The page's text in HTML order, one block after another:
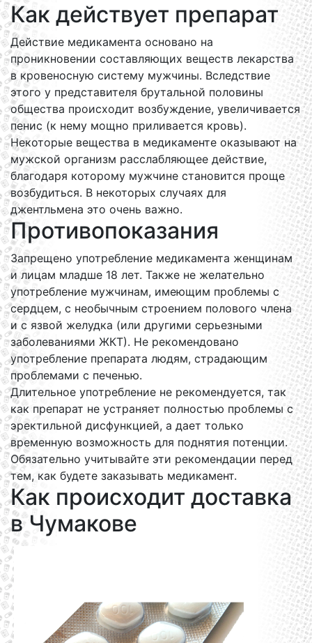
Как действует препарат
Действие медикамента основано на
проникновении составляющих веществ лекарства
в кровеносную систему мужчины. Вследствие
этого у представителя брутальной половины
общества происходит возбуждение, увеличивается
пенис (к нему мощно приливается кровь).
Некоторые вещества в медикаменте оказывают на
мужской организм расслабляющее действие,
благодаря которому мужчине становится проще
возбудиться. В некоторых случаях для
джентльмена это очень важно.
Противопоказания
Запрещено употребление медикамента женщинам
и лицам младше 18 лет. Также не желательно
употребление мужчинам, имеющим проблемы с
сердцем, с необычным строением полового члена
и с язвой желудка (или другими серьезными
заболеваниями ЖКТ). Не рекомендовано
употребление препарата людям, страдающим
проблемами с печенью.
Длительное употребление не рекомендуется, так
как препарат не устраняет полностью проблемы с
эректильной дисфункцией, а дает только
временную возможность для поднятия потенции.
Обязательно учитывайте эти рекомендации перед
тем, как будете заказывать медикамент.
Как происходит доставка
в Чумакове